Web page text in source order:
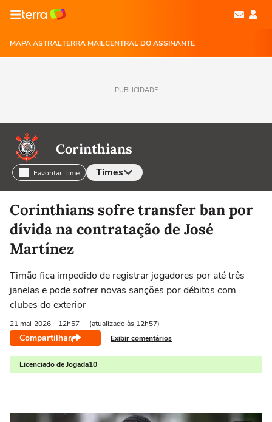
MAPA ASTRALTERRA MAILCENTRAL DO ASSINANTE
PUBLICIDADE
Corinthians
Favoritar Time Times
Selecione o time para ver as notícias
Corinthians sofre transfer ban por
dívida na contratação de José
Martínez
Timão fica impedido de registrar jogadores por até três
janelas e pode sofrer novas sanções por débitos com
clubes do exterior
21 mai 2026 - 12h57 (atualizado às 12h57)
Compartilhar Exibir comentários
Licenciado de Jogada10